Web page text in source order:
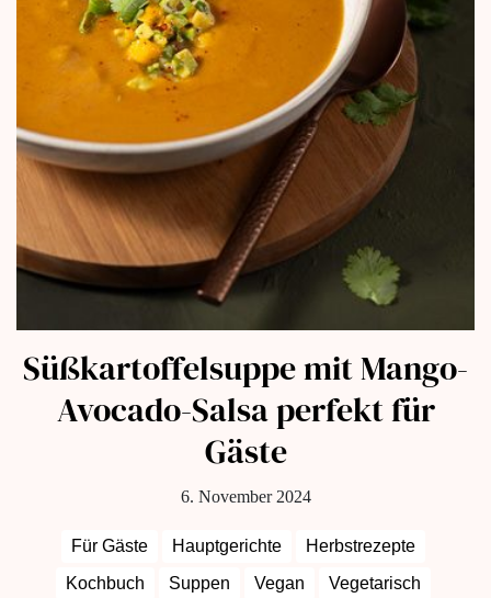
Süßkartoffelsuppe mit Mango-
Avocado-Salsa perfekt für
Gäste
6. November 2024
Für Gäste Hauptgerichte
Herbstrezepte
Kochbuch
Suppen Vegan Vegetarisch